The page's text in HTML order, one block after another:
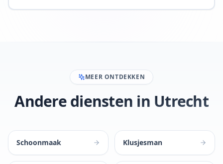
MEER ONTDEKKEN
Andere diensten in Utrecht
Schoonmaak Klusjesman